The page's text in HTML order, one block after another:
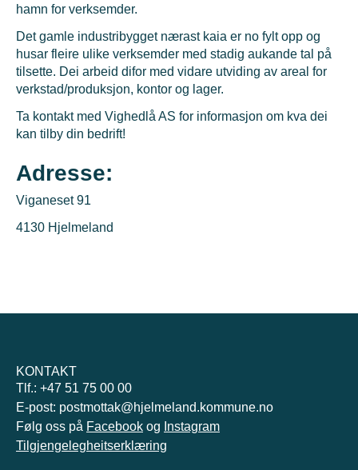
hamn for verksemder.
Det gamle industribygget nærast kaia er no fylt opp og
husar fleire ulike verksemder med stadig aukande tal på
tilsette. Dei arbeid difor med vidare utviding av areal for
verkstad/produksjon, kontor og lager.
Ta kontakt med Vighedlå AS for informasjon om kva dei
kan tilby din bedrift!
Adresse:
Viganeset 91
4130 Hjelmeland
KONTAKT
Tlf.: +47 51 75 00 00
E-post: postmottak@hjelmeland.kommune.no
Følg oss på Facebook og Instagram
Tilgjengelegheitserklæring